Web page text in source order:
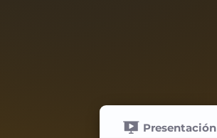
Presentación